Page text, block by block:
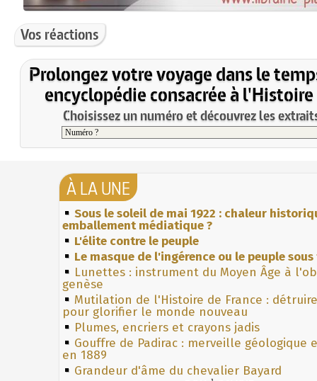
Vos réactions
Prolongez votre voyage dans le
encyclopédie consacrée à l'Histoire
Choisissez un numéro et découvrez les
À LA UNE
Sous le soleil de mai 1922 : chaleur
emballement médiatique ?
L'élite contre le peuple
Le masque de l'ingérence ou le peuple
Lunettes : instrument du Moyen Âge à
genèse
Mutilation de l'Histoire de France :
pour glorifier le monde nouveau
Plumes, encriers et crayons jadis
Gouffre de Padirac : merveille géologique
en 1889
Grandeur d'âme du chevalier Bayard